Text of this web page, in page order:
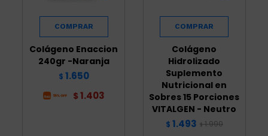
Colágeno Enaccion
240gr -Naranja
$ 1.650
$ 1.403
Colágeno
Hidrolizado
Suplemento
Nutricional en
Sobres 15 Porciones
VITALGEN - Neutro
$ 1.493 $ 1.990